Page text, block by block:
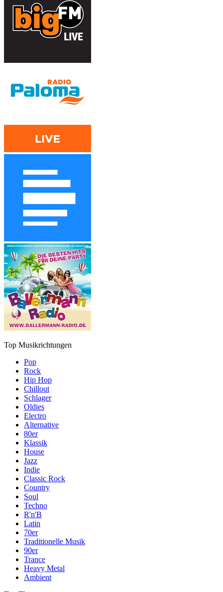
Top Musikrichtungen
Pop
Rock
Hip Hop
Chillout
Schlager
Oldies
Electro
Alternative
80er
Klassik
House
Jazz
Indie
Classic Rock
Country
Soul
Techno
R'n'B
Latin
70er
Traditionelle Musik
90er
Trance
Heavy Metal
Ambient